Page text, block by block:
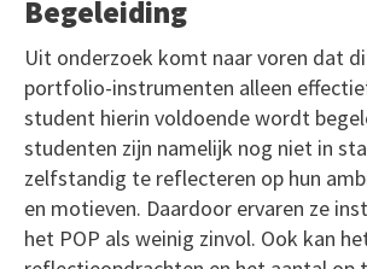
Begeleiding
Uit onderzoek komt naar voren dat
portfolio-instrumenten alleen
student hierin voldoende wordt
studenten zijn namelijk nog niet in
zelfstandig te reflecteren op hun
en motieven. Daardoor ervaren ze
het POP als weinig zinvol. Ook kan